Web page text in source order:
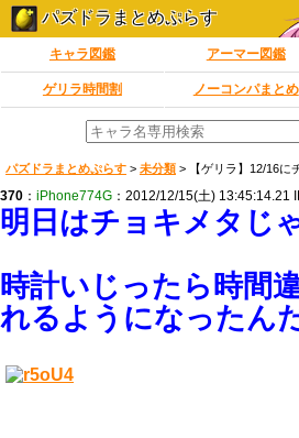
パズドラまとめぷらす
キャラ図鑑 アーマー図鑑
ゲリラ時間割 ノーコンパまとめ
パズドラまとめぷらす > 未分類 > 【ゲリラ】12/16に
370 ： iPhone774G ：2012/12/15(土) 13:45:14.21
明日はチョキメタじ
時計いじったら時間
れるようになったん